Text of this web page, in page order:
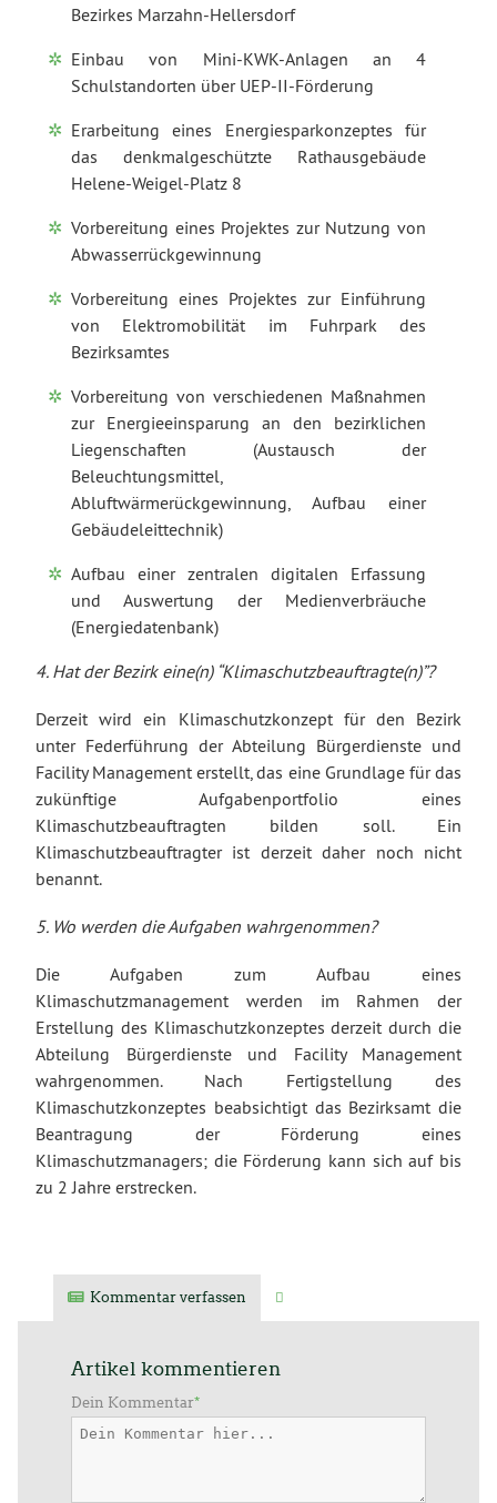
Bezirkes Marzahn-Hellersdorf
Einbau von Mini-KWK-Anlagen an 4
Schulstandorten über UEP-II-Förderung
Erarbeitung eines Energiesparkonzeptes für
das denkmalgeschützte Rathausgebäude
Helene-Weigel-Platz 8
Vorbereitung eines Projektes zur Nutzung von
Abwasserrückgewinnung
Vorbereitung eines Projektes zur Einführung
von Elektromobilität im Fuhrpark des
Bezirksamtes
Vorbereitung von verschiedenen Maßnahmen
zur Energieeinsparung an den bezirklichen
Liegenschaften (Austausch der
Beleuchtungsmittel,
Abluftwärmerückgewinnung, Aufbau einer
Gebäudeleittechnik)
Aufbau einer zentralen digitalen Erfassung
und Auswertung der Medienverbräuche
(Energiedatenbank)
4. Hat der Bezirk eine(n) “Klimaschutzbeauftragte(n)”?
Derzeit wird ein Klimaschutzkonzept für den Bezirk
unter Federführung der Abteilung Bürgerdienste und
Facility Management erstellt, das eine Grundlage für das
zukünftige Aufgabenportfolio eines
Klimaschutzbeauftragten bilden soll. Ein
Klimaschutzbeauftragter ist derzeit daher noch nicht
benannt.
5. Wo werden die Aufgaben wahrgenommen?
Die Aufgaben zum Aufbau eines
Klimaschutzmanagement werden im Rahmen der
Erstellung des Klimaschutzkonzeptes derzeit durch die
Abteilung Bürgerdienste und Facility Management
wahrgenommen. Nach Fertigstellung des
Klimaschutzkonzeptes beabsichtigt das Bezirksamt die
Beantragung der Förderung eines
Klimaschutzmanagers; die Förderung kann sich auf bis
zu 2 Jahre erstrecken.
Kommentar verfassen
Artikel kommentieren
Dein Kommentar*